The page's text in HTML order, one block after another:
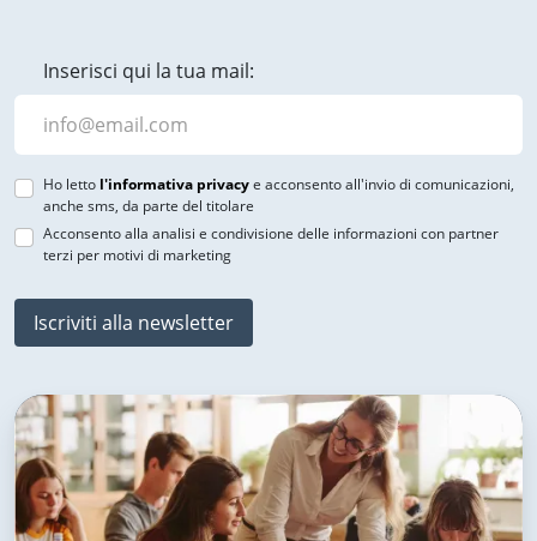
Inserisci qui la tua mail:
Ho letto l'informativa privacye acconsento all'invio di comunicazioni,
anche sms, da parte del titolare
Acconsento alla analisi e condivisione delle informazioni con partner
terzi per motivi di marketing
Iscriviti alla newsletter